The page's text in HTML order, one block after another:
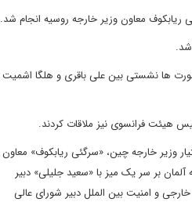
ریابکوف معاون وزیر خارجه روسیه انجام شد.
با اعضای 1+5 شد و قرار است پس از این مشورت ها نشستی بین علی باقری و هلگا اشمیت
هیئت فرانسوی نیز ملاقات کردند.
وزیر خارجه چین، «سرگئی ریابکوف» معاون
بر سر یک میز با «سعید جلیلی» دبیر
و امنیت بین الملل دبیر شورای عالی